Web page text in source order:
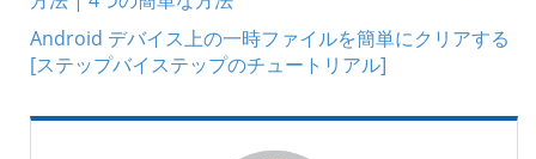
Android デバイス上の一時ファイルを簡単にクリアする
[ステップバイステップのチュートリアル]